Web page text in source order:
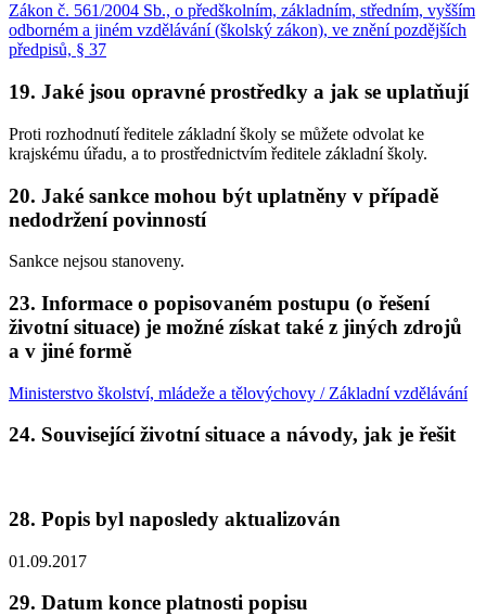
Zákon č. 561/2004 Sb., o předškolním, základním, středním, vyšším
odborném a jiném vzdělávání (školský zákon), ve znění pozdějších
předpisů, § 37
19. Jaké jsou opravné prostředky a jak se uplatňují
Proti rozhodnutí ředitele základní školy se můžete odvolat ke
krajskému úřadu, a to prostřednictvím ředitele základní školy.
20. Jaké sankce mohou být uplatněny v případě
nedodržení povinností
Sankce nejsou stanoveny.
23. Informace o popisovaném postupu (o řešení
životní situace) je možné získat také z jiných zdrojů
a v jiné formě
Ministerstvo školství, mládeže a tělovýchovy / Základní vzdělávání
24. Související životní situace a návody, jak je řešit
28. Popis byl naposledy aktualizován
01.09.2017
29. Datum konce platnosti popisu